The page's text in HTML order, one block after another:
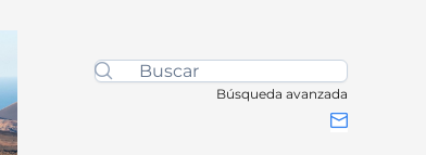
Búsqueda avanzada